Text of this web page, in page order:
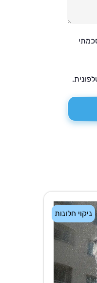
ניקוי חלונות